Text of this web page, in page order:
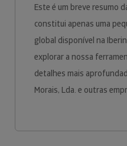
Este é um breve resumo
constitui apenas uma
global disponível na
explorar a nossa
detalhes mais
Morais, Lda. e outras